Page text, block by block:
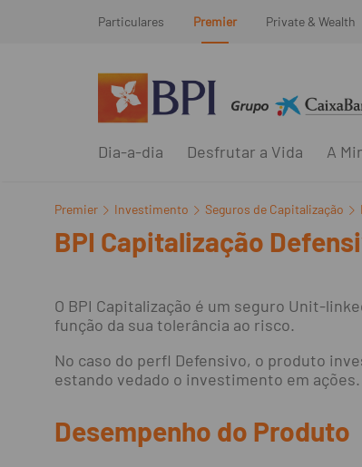
Particulares Premier Private & Wealth
Dia-a-dia Desfrutar a Vida A
Premier Investimento Seguros de Capitalização
BPI Capitalização
O BPI Capitalização é um seguro Unit-
função da sua tolerância ao risco.
No caso do perfl Defensivo, o produto
estando vedado o investimento em ações.
Desempenho do Produto